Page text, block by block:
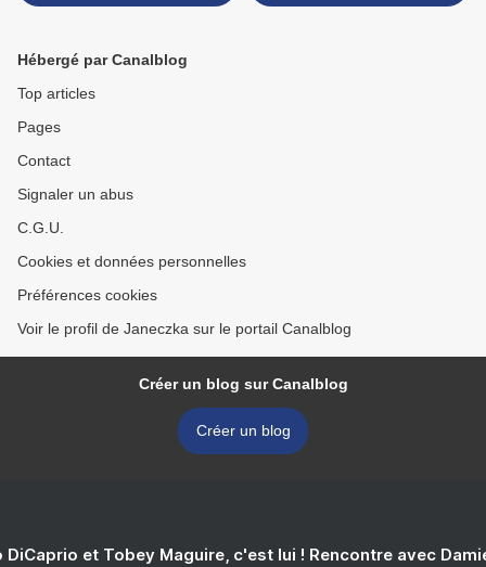
Hébergé par Canalblog
Top articles
Pages
Contact
Signaler un abus
C.G.U.
Cookies et données personnelles
Préférences cookies
Voir le profil de Janeczka sur le portail Canalblog
Créer un blog sur Canalblog
Créer un blog
DiCaprio et Tobey Maguire, c'est lui ! Rencontre avec